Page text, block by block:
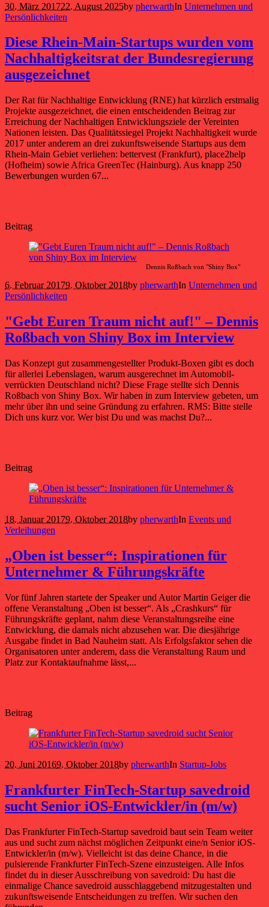
30. März 201722. August 2025by pherwarthIn Unternehmen und
Persönlichkeiten
Diese Rhein-Main-Startups wurden vom
Nachhaltigkeitsrat der Bundesregierung
ausgezeichnet
Der Rat für Nachhaltige Entwicklung (RNE) hat kürzlich erstmalig
Projekte ausgezeichnet, die einen entscheidenden Beitrag zur
Erreichung der Nachhaltigen Entwicklungsziele der Vereinten
Nationen leisten. Das Qualitätssiegel Projekt Nachhaltigkeit wurde
2017 unter anderem an drei zukunftsweisende Startups aus dem
Rhein-Main Gebiet verliehen: bettervest (Frankfurt), place2help
(Hofheim) sowie Africa GreenTec (Hainburg). Aus knapp 250
Bewerbungen wurden 67...
Beitrag
Dennis Roßbach von "Shiny Box"
6. Februar 20179. Oktober 2018by pherwarthIn Unternehmen und
Persönlichkeiten
"Gebt Euren Traum nicht auf!" – Dennis
Roßbach von Shiny Box im Interview
Das Konzept gut zusammengestellter Produkt-Boxen gibt es doch
für allerlei Lebenslagen, warum ausgerechnet im Automobil-
verrückten Deutschland nicht? Diese Frage stellte sich Dennis
Roßbach von Shiny Box. Wir haben in zum Interview gebeten, um
mehr über ihn und seine Gründung zu erfahren. RMS: Bitte stelle
Dich uns kurz vor. Wer bist Du und was machst Du?...
Beitrag
18. Januar 20179. Oktober 2018by pherwarthIn Events und
Verleihungen
„Oben ist besser“: Inspirationen für
Unternehmer & Führungskräfte
Vor fünf Jahren startete der Speaker und Autor Martin Geiger die
offene Veranstaltung „Oben ist besser“. Als „Crashkurs“ für
Führungskräfte geplant, nahm diese Veranstaltungsreihe eine
Entwicklung, die damals nicht abzusehen war. Die diesjährige
Ausgabe findet in Bad Nauheim statt. Als Erfolgsfaktor sehen die
Organisatoren unter anderem, dass die Veranstaltung Raum und
Platz zur Kontaktaufnahme lässt,...
Beitrag
20. Juni 20169. Oktober 2018by pherwarthIn Startup-Jobs
Frankfurter FinTech-Startup savedroid
sucht Senior iOS-Entwickler/in (m/w)
Das Frankfurter FinTech-Startup savedroid baut sein Team weiter
aus und sucht zum nächst möglichen Zeitpunkt eine/n Senior iOS-
Entwickler/in (m/w). Vielleicht ist das deine Chance, in die
pulsierende Frankfurter FinTech-Szene einzusteigen. Alle Infos
findet du in dieser Ausschreibung von savedroid: Du hast die
einmalige Chance savedroid ausschlaggebend mitzugestalten und
zukunftsweisende Entscheidungen zu treffen. Wir suchen den